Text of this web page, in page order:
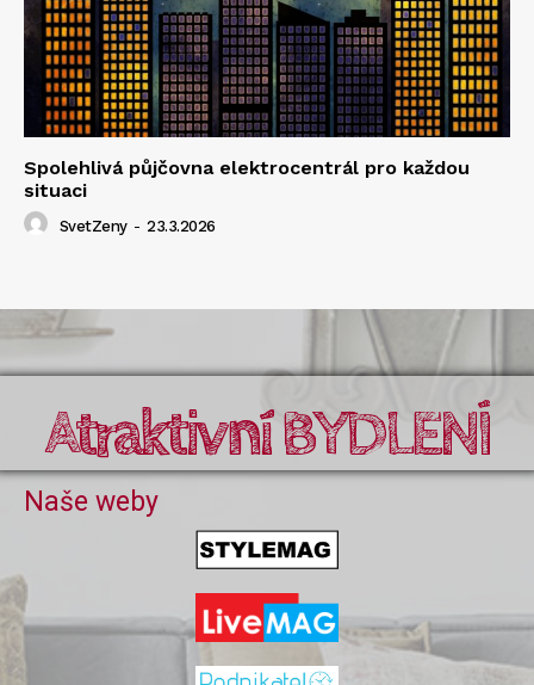
Spolehlivá půjčovna elektrocentrál pro každou
situaci
SvetZeny - 23.3.2026
Atraktivní BYDLENÍ
Naše weby